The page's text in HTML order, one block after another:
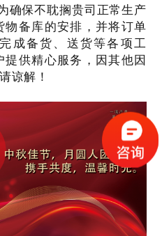
确保不耽搁贵司正常生产
备库的安排，并将订单
成备货、送货等各项工
供精心服务，因其他因
谅解！